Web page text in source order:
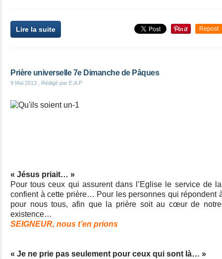
Lire la suite Repost
Prière universelle 7e Dimanche de Pâques
9 Mai 2013 , Rédigé par E.A.P
« Jésus priait… »
Pour tous ceux qui assurent dans l’Eglise le service de
confient à cette prière… Pour les personnes qui répondent
pour nous tous, afin que la prière soit au cœur de
existence…
SEIGNEUR, nous t’en prions
« Je ne prie pas seulement pour ceux qui sont là… »